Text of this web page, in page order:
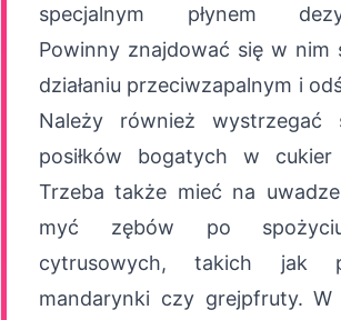
specjalnym płynem
Powinny znajdować się w nim
działaniu przeciwzapalnym i
Należy również wystrzegać
posiłków bogatych w cukier
Trzeba także mieć na
myć zębów po
cytrusowych, takich jak
mandarynki czy grejpfruty. W